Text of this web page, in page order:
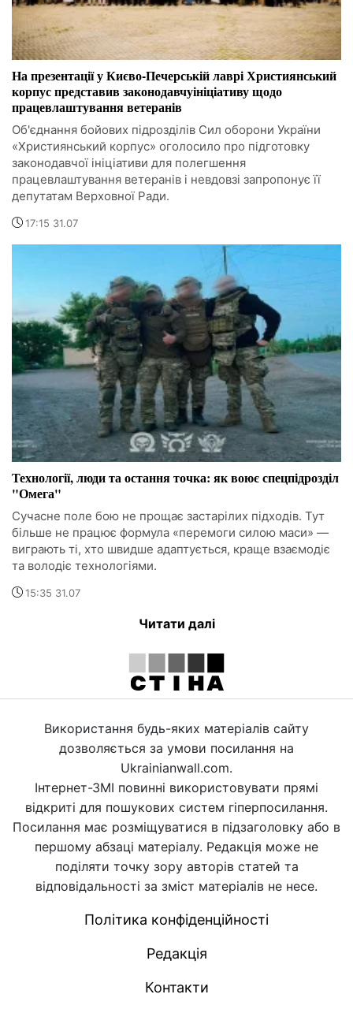
На презентації у Києво-Печерській лаврі Християнський
корпус представив законодавчуініціативу щодо
працевлаштування ветеранів
Об'єднання бойових підрозділів Сил оборони України
«Християнський корпус» оголосило про підготовку
законодавчої ініціативи для полегшення
працевлаштування ветеранів і невдовзі запропонує її
депутатам Верховної Ради.
17:15 31.07
Технології, люди та остання точка: як воює спецпідрозділ
"Омега"
Сучасне поле бою не прощає застарілих підходів. Тут
більше не працює формула «перемоги силою маси» —
виграють ті, хто швидше адаптується, краще взаємодіє
та володіє технологіями.
15:35 31.07
Читати далі
Використання будь-яких матеріалів сайту
дозволяється за умови посилання на
Ukrainianwall.com.
Інтернет-ЗМІ повинні використовувати прямі
відкриті для пошукових систем гіперпосилання.
Посилання має розміщуватися в підзаголовку або в
першому абзаці матеріалу. Редакція може не
поділяти точку зору авторів статей та
відповідальності за зміст матеріалів не несе.
Політика конфіденційності
Редакція
Контакти